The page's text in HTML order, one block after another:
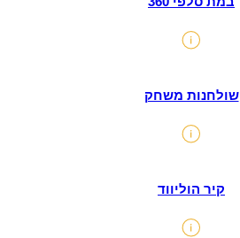
שולחנות משחק
קיר הוליווד